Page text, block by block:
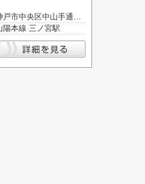
兵庫県神戸市中央区中山手通２丁目
陽本線 三ノ宮駅